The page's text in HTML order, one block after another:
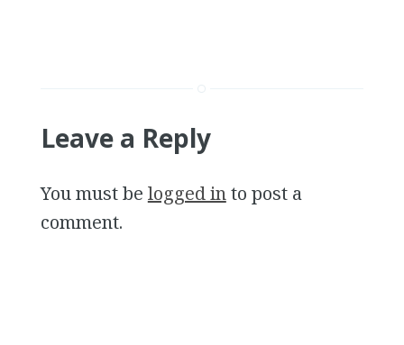
Leave a Reply
You must be logged into post a
comment.